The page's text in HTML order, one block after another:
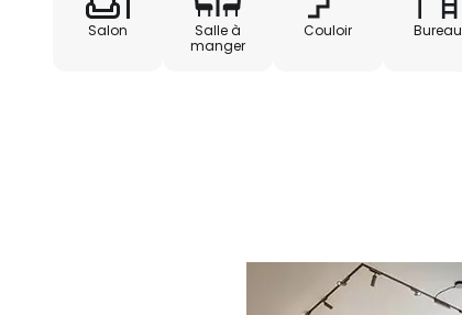
- 3 x luminaire LED
Salon
Salle à
manger
Couloir Bureau